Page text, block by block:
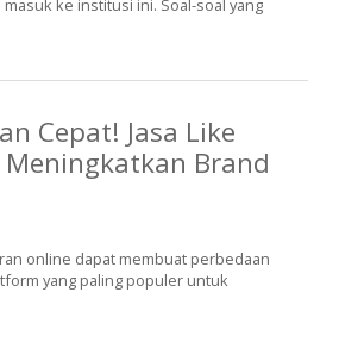
ke institusi ini. Soal-soal yang
Cepat! Jasa Like
Brand
online dapat membuat perbedaan
yang paling populer untuk